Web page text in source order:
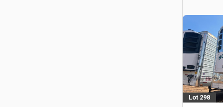
Lot 298